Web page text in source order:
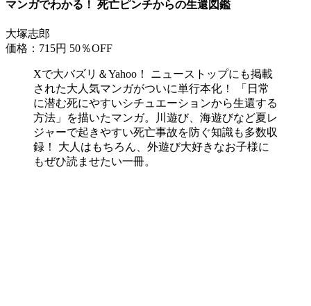
マンガでわかる！ 死亡ピンチからの生還図鑑
大塚志郎
価格：715円 50％OFF
Xで大バズリ＆Yahoo！ ニューストップにも掲載
された大人気マンガがついに単行本化！ 「日常
に潜む死にやすいシチュエーションから生還する
方法」を描いたマンガ。川遊び、海遊びなど夏レ
ジャーで起きやすい死亡事故を防ぐ知識も多数収
録！ 大人はもちろん、外遊び大好きなお子様に
もぜひ読ませたい一冊。